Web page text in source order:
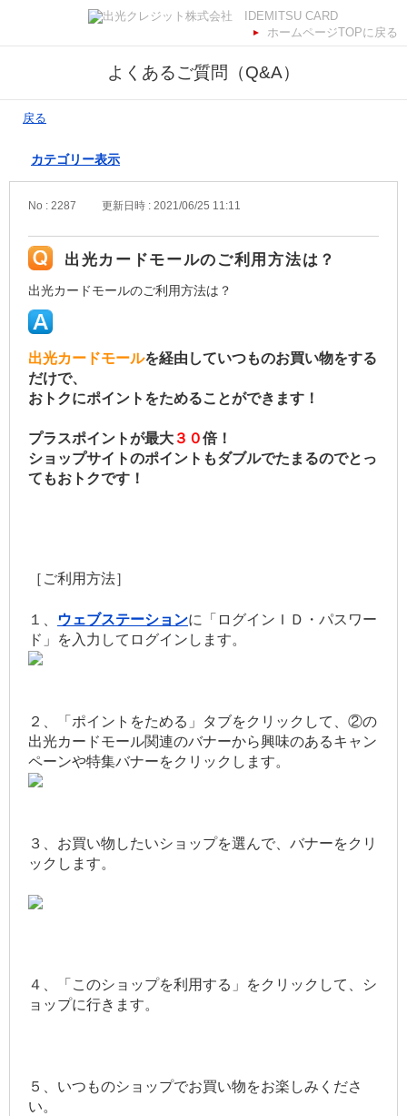
ホームページTOPに戻る
よくあるご質問（Q&A）
戻る
カテゴリー表示
No : 2287 更新日時 : 2021/06/25 11:11
出光カードモールのご利用方法は？
出光カードモールのご利用方法は？
出光カードモールを経由していつものお買い物をする
だけで、
おトクにポイントをためることができます！
プラスポイントが最大 ３０倍！
ショップサイトのポイントもダブルでたまるのでとっ
てもおトクです！
［ご利用方法］
１、 ウェブステーションに「ログインＩＤ・パスワー
ド」を入力してログインします。
２、「ポイントをためる」タブをクリックして、②の
出光カードモール関連のバナーから興味のあるキャン
ペーンや特集バナーをクリックします。
３、お買い物したいショップを選んで、バナーをクリ
ックします。
４、「このショップを利用する」をクリックして、シ
ョップに行きます。
５、いつものショップでお買い物をお楽しみくださ
い。